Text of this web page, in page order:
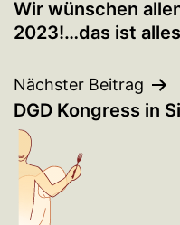
Wir wünschen
2023!…das ist
Nächster Beitrag
DGD Kongress in